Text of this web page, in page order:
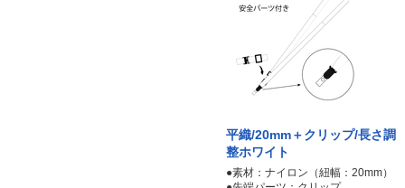
平織/20mm＋クリップ/長さ調
整ホワイト
●素材：ナイロン（紐幅：20mm）